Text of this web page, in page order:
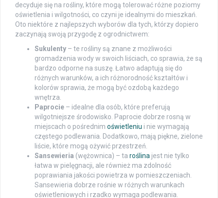
decyduje się na rośliny, które mogą tolerować różne poziomy
oświetlenia i wilgotności, co czyni je idealnymi do mieszkań.
Oto niektóre z najlepszych wyborów dla tych, którzy dopiero
zaczynają swoją przygodę z ogrodnictwem:
Sukulenty – te rośliny są znane z możliwości
gromadzenia wody w swoich liściach, co sprawia, że są
bardzo odporne na suszę. Łatwo adaptują się do
różnych warunków, a ich różnorodność kształtów i
kolorów sprawia, że mogą być ozdobą każdego
wnętrza.
Paprocie – idealne dla osób, które preferują
wilgotniejsze środowisko. Paprocie dobrze rosną w
miejscach o pośrednim oświetleniu i nie wymagają
częstego podlewania. Dodatkowo, mają piękne, zielone
liście, które mogą ożywić przestrzeń.
Sansewieria (wężownica) – ta roślina jest nie tylko
łatwa w pielęgnacji, ale również ma zdolność
poprawiania jakości powietrza w pomieszczeniach.
Sansewieria dobrze rośnie w różnych warunkach
oświetleniowych i rzadko wymaga podlewania.